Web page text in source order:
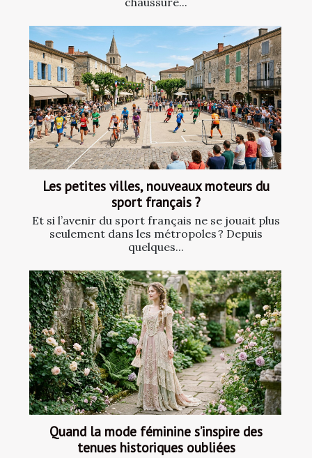
Les petites villes, nouveaux moteurs du
sport français ?
Et si l’avenir du sport français ne se jouait plus
seulement dans les métropoles ? Depuis
quelques...
Quand la mode féminine s’inspire des
tenues historiques oubliées